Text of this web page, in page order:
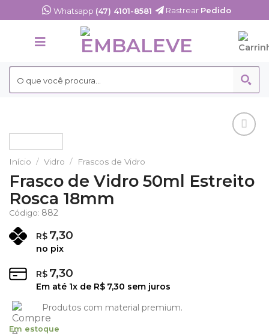
to
content
Whatsapp (47) 4101-8581 Rastrear Pedido
Início / Vidro / Frascos de Vidro
Frasco de Vidro 50ml Estreito
Rosca 18mm
Código: 882
R$ 7,30
no pix
R$ 7,30
Em até 1x de R$ 7,30 sem juros
Produtos com material premium.
Em estoque